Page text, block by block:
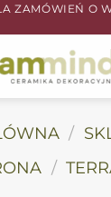
ZAMÓWIEŃ O
/
/